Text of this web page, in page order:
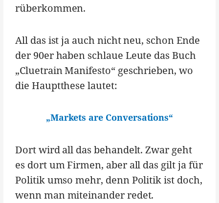
rüberkommen.
All das ist ja auch nicht neu, schon Ende
der 90er haben schlaue Leute das Buch
„Cluetrain Manifesto“ geschrieben, wo
die Hauptthese lautet:
„Markets are Conversations“
Dort wird all das behandelt. Zwar geht
es dort um Firmen, aber all das gilt ja für
Politik umso mehr, denn Politik ist doch,
wenn man miteinander redet.